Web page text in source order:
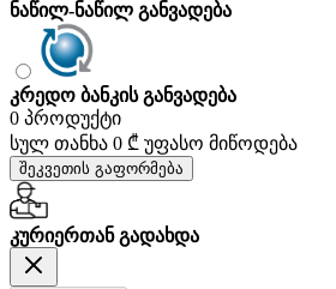
ნაწილ-ნაწილ განვადება
კრედო ბანკის განვადება
0 პროდუქტი
სულ თანხა 0 ₾ უფასო მიწოდება
შეკვეთის გაფორმება
კურიერთან გადახდა